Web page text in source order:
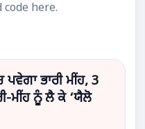
here.
ਭਾਰੀ ਮੀਂਹ, 3
ਮੀਂਹ ਨੂੰ ਲੈ ਕੇ ‘ਯੈਲੋ